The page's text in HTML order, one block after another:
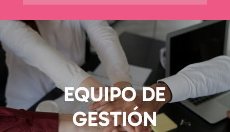
EQUIPO DE
GESTIÓN